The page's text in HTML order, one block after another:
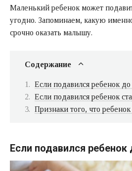
Маленький ребенок может
угодно. Запоминаем, какую
срочно оказать малышу.
Содержание
Если подавился ребенок до
Если подавился ребенок
Признаки того, что
Если подавился ребенок